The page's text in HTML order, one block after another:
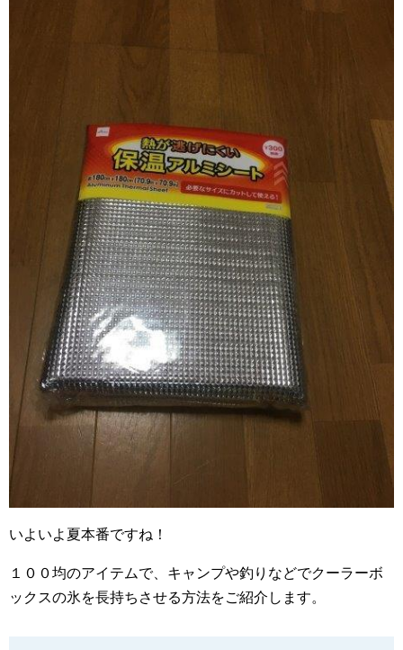
いよいよ夏本番ですね！
１００均のアイテムで、キャンプや釣りなどでクーラーボ
ックスの氷を長持ちさせる方法をご紹介します。